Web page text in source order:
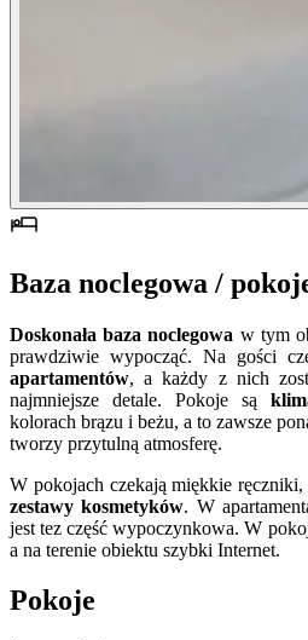
Baza noclegowa /
Doskonała baza noclegowa w tym
prawdziwie wypocząć. Na gości
apartamentów, a każdy z nich
najmniejsze detale. Pokoje są
kolorach brązu i beżu, a to zawsze
tworzy przytulną atmosferę.
W pokojach czekają miękkie ręczniki,
zestawy kosmetyków. W
jest tez część wypoczynkowa. W
a na terenie obiektu szybki Internet.
Pokoje